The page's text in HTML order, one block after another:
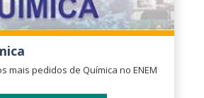
mais pedidos de Química no ENEM